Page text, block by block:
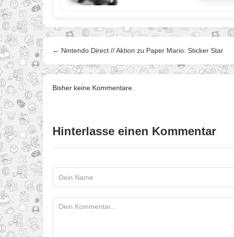
← Nintendo Direct // Aktion zu Paper Mario: Sticker Star
Bisher keine Kommentare.
Hinterlasse einen Kommentar